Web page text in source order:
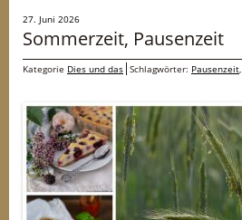
27. Juni 2026
Sommerzeit, Pausenzeit
Kategorie Dies und das Schlagwörter: Pausenzeit,